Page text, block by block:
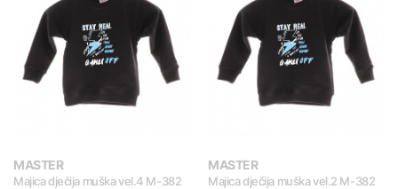
MASTER
Majica dječija muška vel.4 M-382
MASTER
Majica dječija muška vel.2 M-382